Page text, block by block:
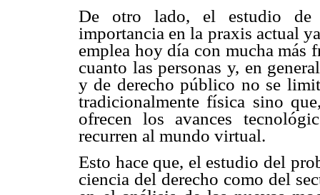
De otro lado, el estudio de
importancia en la praxis actual
emplea hoy día con mucha más
cuanto las personas y, en
y de derecho público no se
tradicionalmente física sino
ofrecen los avances
recurren al mundo virtual.
Esto hace que, el estudio del
ciencia del derecho como del